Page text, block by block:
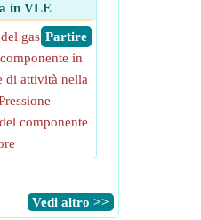
in VLE
​ Partire
gas
in
di attività nella
componente
​Vedi altro >>